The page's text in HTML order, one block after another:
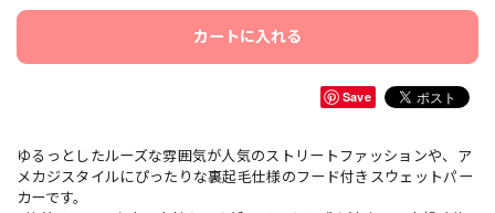
カートに入れる
Save
ゆるっとしたルーズな雰囲気が人気のストリートファッションや、ア
メカジスタイルにぴったりな裏起毛仕様のフード付きスウェットパー
カーです。